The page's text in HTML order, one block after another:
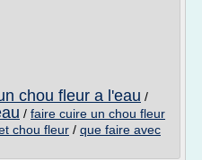
chou fleur a l'eau /
/ faire cuire un chou fleur
chou fleur / que faire avec